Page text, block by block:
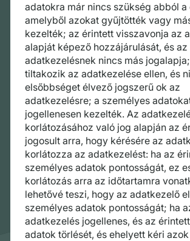
adatokra már nincs szükség abból a
amelyből azokat gyűjtötték vagy
kezelték; az érintett visszavonja az
alapját képező hozzájárulását, és az
adatkezelésnek nincs más
tiltakozik az adatkezelése ellen, és
elsőbbséget élvező jogszerű ok az
adatkezelésre; a személyes
jogellenesen kezelték. Az
korlátozásához való jog alapján az
jogosult arra, hogy kérésére az
korlátozza az adatkezelést: ha az
személyes adatok pontosságát, ez
korlátozás arra az időtartamra
lehetővé teszi, hogy az adatkezelő
személyes adatok pontosságát; ha
adatkezelés jogellenes, és az
adatok törlését, és ehelyett kéri azok